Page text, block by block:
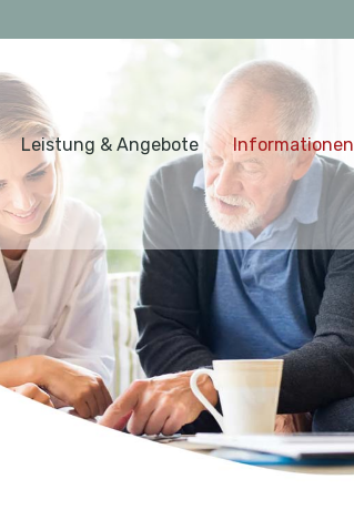
Leistung & Angebote Informationen